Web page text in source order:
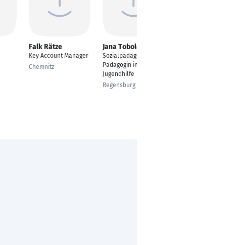
Falk Rätze
Key Account Manager
Chemnitz
Jana Tobolewski
Sozialpädagogin,
Pädagogin in der
Jugendhilfe
Regensburg